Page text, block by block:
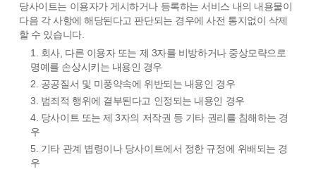
당사이트는 이용자가 게시하거나 등록하는 서비스 내의 내용물이
다음 각 사항에 해당된다고 판단되는 경우에 사전 통지없이 삭제
할 수 있습니다.
1. 회사, 다른 이용자 또는 제 3자를 비방하거나 중상모략으로
명예를 손상시키는 내용인 경우
2. 공공질서 및 미풍약속에 위반되는 내용인 경우
3. 범죄적 행위에 결부된다고 인정되는 내용인 경우
4. 당사이트 또는 제 3자의 저작권 등 기타 권리를 침해하는 경
우
5. 기타 관계 볍령이나 당사이트에서 정한 규정에 위배되는 경
우